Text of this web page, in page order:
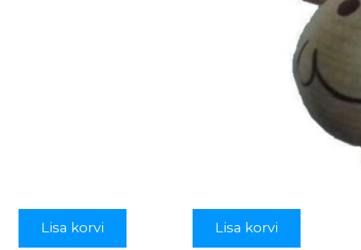
Lisa korvi Lisa korvi